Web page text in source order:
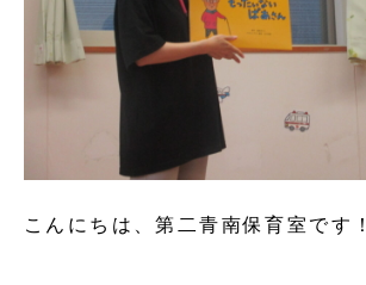
こんにちは、第二青南保育室です！